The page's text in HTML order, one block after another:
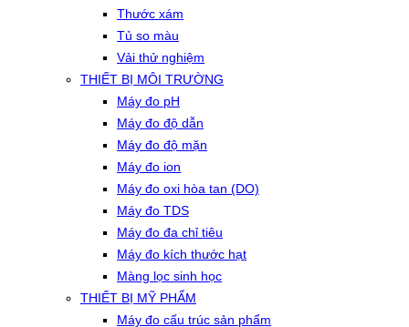
Thước xám
Tủ so màu
Vải thử nghiệm
THIẾT BỊ MÔI TRƯỜNG
Máy đo pH
Máy đo độ dẫn
Máy đo độ mặn
Máy đo ion
Máy đo oxi hòa tan (DO)
Máy đo TDS
Máy đo đa chỉ tiêu
Máy đo kích thước hạt
Màng lọc sinh học
THIẾT BỊ MỸ PHẨM
Máy đo cấu trúc sản phẩm